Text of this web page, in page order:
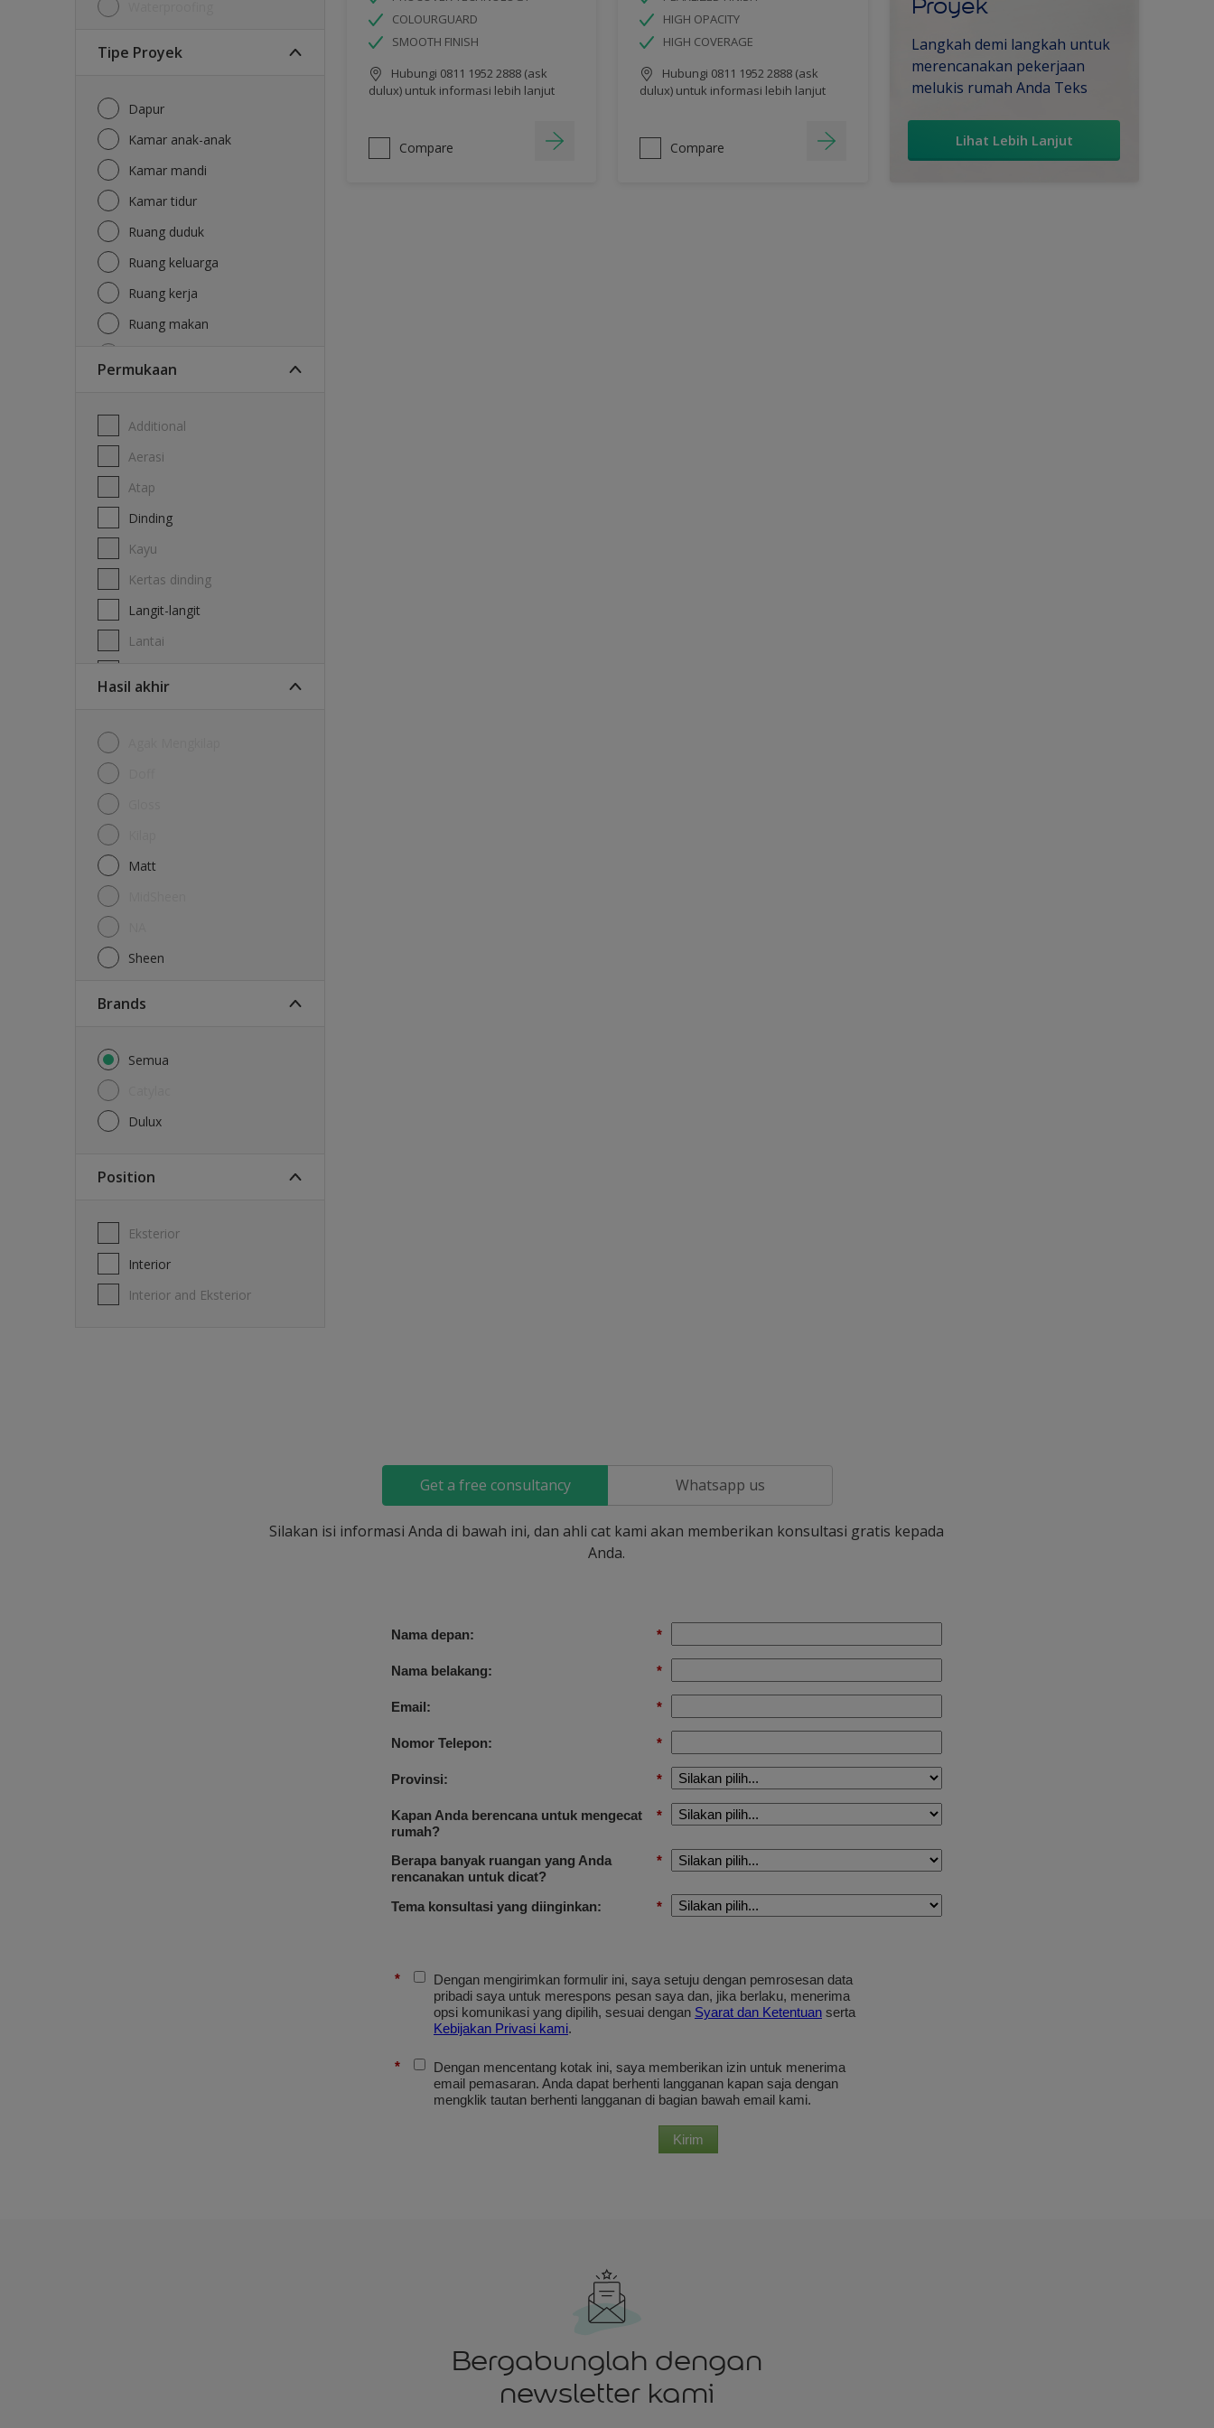
Tipe Proyek
Dapur
Kamar anak-anak
Kamar mandi
Kamar tidur
Ruang duduk
Ruang keluarga
Ruang kerja
Ruang makan
Permukaan
Additional
Aerasi
Atap
Dinding
Kayu
Kertas dinding
Langit-langit
Lantai
Hasil akhir
Matt
Sheen
brands
Semua
Dulux
Position
Eksterior
Interior
Interior and Eksterior
COLOURGUARD
SMOOTH FINISH
Hubungi 0811 1952 2888 (ask
dulux) untuk informasi lebih lanjut
Compare
HIGH OPACITY
HIGH COVERAGE
Hubungi 0811 1952 2888 (ask
dulux) untuk informasi lebih lanjut
Compare
Langkah demi langkah untuk
merencanakan pekerjaan
melukis rumah Anda Teks
Lihat Lebih Lanjut
Get a free consultancy Whatsapp us
Silakan isi informasi Anda di bawah ini, dan ahli cat kami akan memberikan konsultasi gratis kepada
Anda.
Bergabunglah dengan
newsletter kami